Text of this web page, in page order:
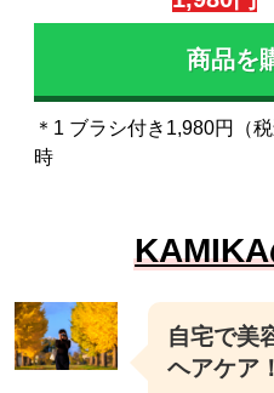
商品を
＊1 ブラシ付き1,980円（
時
自宅で美
ヘアケア！